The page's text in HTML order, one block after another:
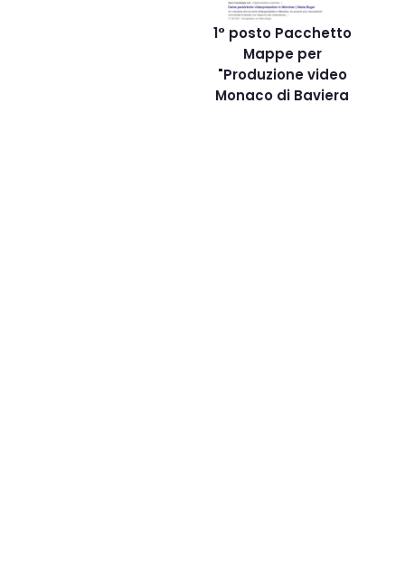
1° posto Pacchetto
Mappe per
"Produzione video
Monaco di Baviera